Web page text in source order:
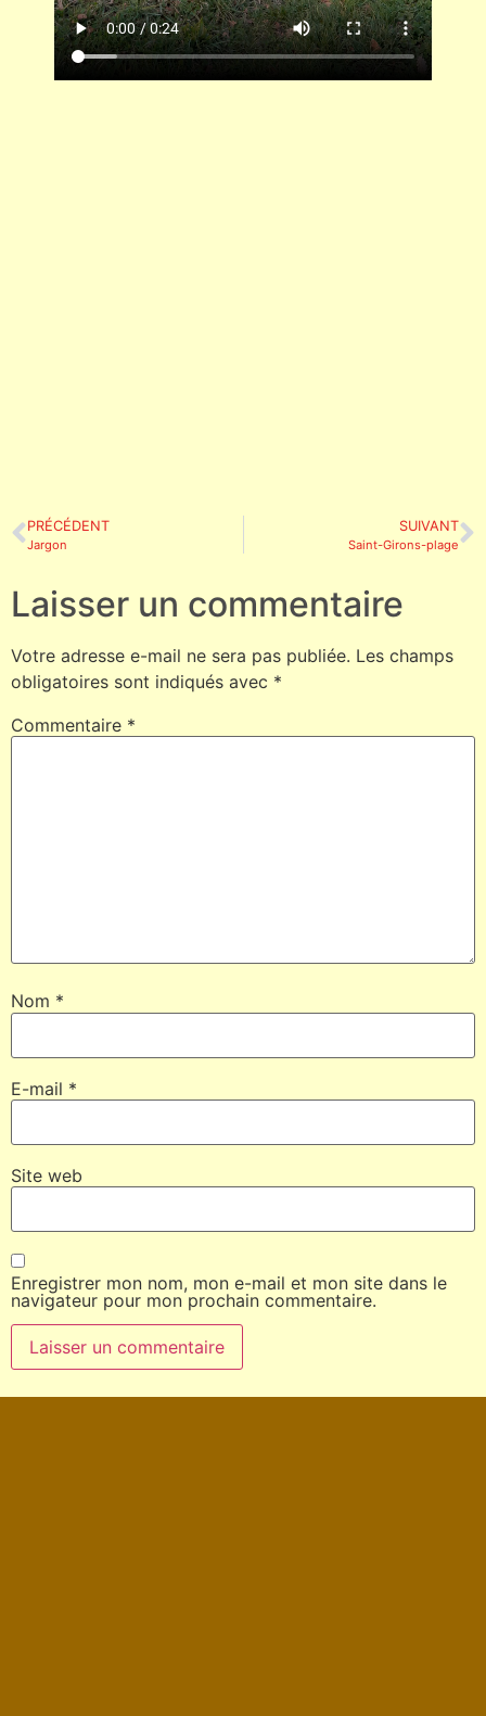
PRÉCÉDENT
Jargon
SUIVANT
Saint-Girons-plage
Laisser un commentaire
Votre adresse e-mail ne sera pas publiée. Les champs
obligatoires sont indiqués avec *
Commentaire *
Nom *
E-mail *
Site web
Enregistrer mon nom, mon e-mail et mon site dans le
navigateur pour mon prochain commentaire.